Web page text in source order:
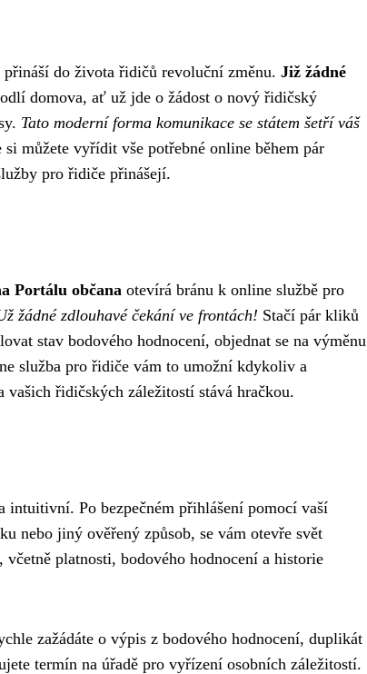
do života řidičů revoluční změnu. Již žádné
domova, ať už jde o žádost o nový řidičský
Tato moderní forma komunikace se státem šetří váš
si můžete vyřídit vše potřebné online během pár
pro řidiče přinášejí.
Portálu občana otevírá bránu k online službě pro
žádné zdlouhavé čekání ve frontách! Stačí pár kliků
stav bodového hodnocení, objednat se na výměnu
služba pro řidiče vám to umožní kdykoliv a
řidičských záležitostí stává hračkou.
intuitivní. Po bezpečném přihlášení pomocí vaší
nebo jiný ověřený způsob, se vám otevře svět
, včetně platnosti, bodového hodnocení a historie
zažádáte o výpis z bodového hodnocení, duplikát
termín na úřadě pro vyřízení osobních záležitostí.